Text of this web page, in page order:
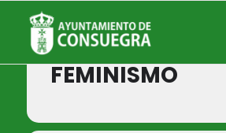
Events by
FEMINISMO